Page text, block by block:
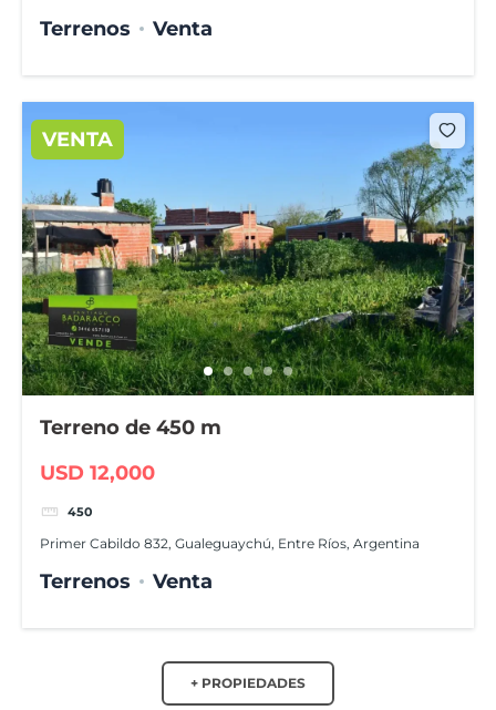
Terrenos Venta
VENTA
Terreno de 450 m
USD 12,000
450
Primer Cabildo 832, Gualeguaychú, Entre Ríos, Argentina
Terrenos Venta
+ PROPIEDADES